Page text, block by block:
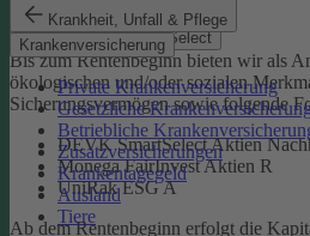
Krankheit, Unfall & Pflege
Krankenversicherung
Private Krankenversicherung
Gesetzliche
Betriebliche
Zusatzversicherungen
Krankentagegeld
Ausland
Tiere
SpardaFlexiVorsorge Select
Bis zum Rentenbeginn bieten wir als
ökologischen und/oder sozialen
Sicherungsvermögen sowie folgende
DEVK SmartSelect Aktien
Monega FairInvest Aktien R
UniRak ESG A
Ab dem Rentenbeginn erfolgt die